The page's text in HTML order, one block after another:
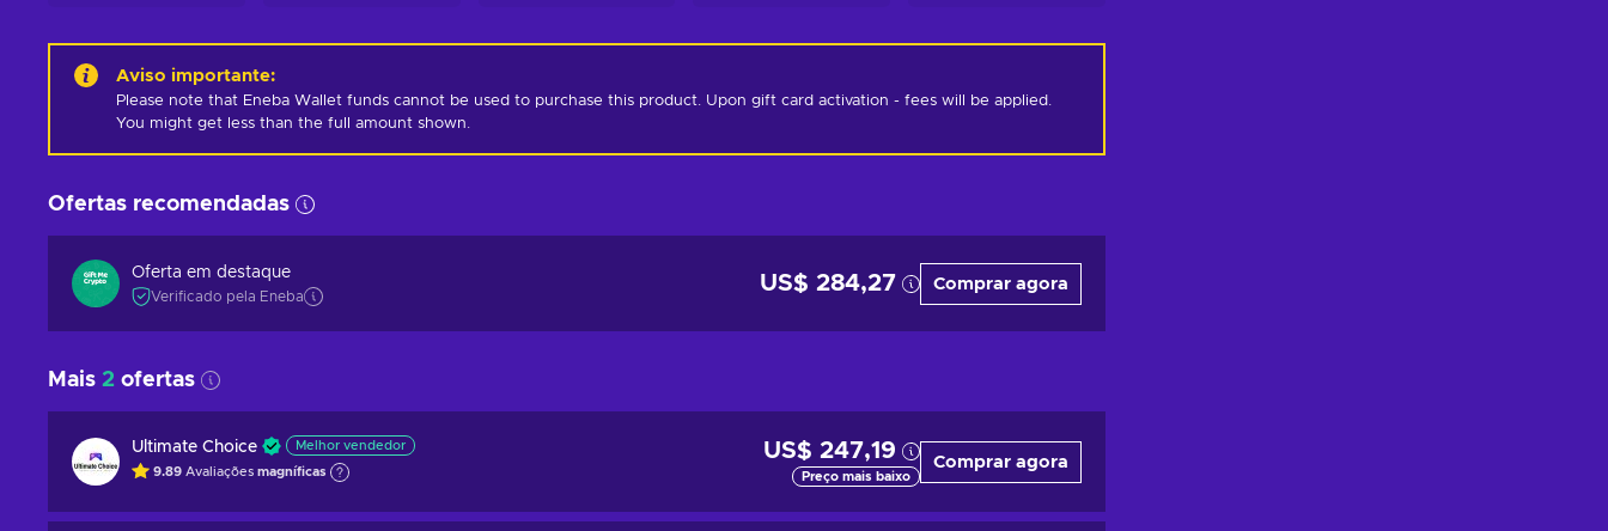
Aviso importante:
Please note that Eneba Wallet funds cannot be used to purchase this product. Upon gift card activation - fees will be applied.
You might get less than the full amount shown.
Ofertas recomendadas
Oferta em destaque
Verificado pela Eneba
US$ 284,27 Comprar agora
Mais 2 ofertas
Ultimate Choice Melhor vendedor
9.89 Avaliações magníficas
US$ 247,19
Preço mais baixo
Comprar agora